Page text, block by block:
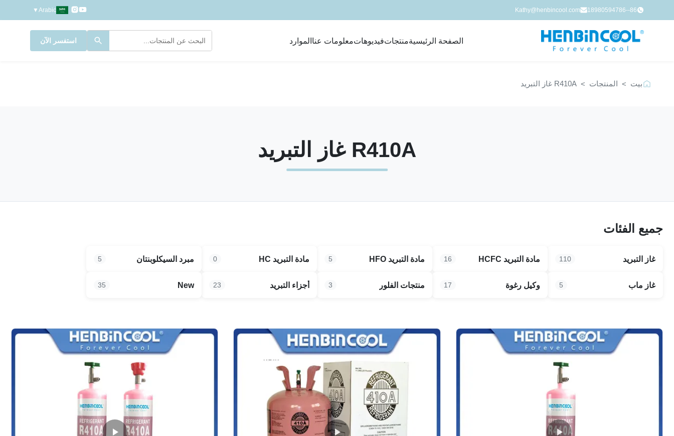
86--18980594786
Kathy@henbincool.com
Arabic
▼
الصفحة الرئيسيةمنتجاتفيديوهاتمعلومات عنا الموارد استفسر الآن
بيت > المنتجات > R410A غاز التبريد
R410A غاز التبريد
جميع الفئات
غاز التبريد 110 مادة التبريد HCFC 16 مادة التبريد HFO 5 مادة التبريد HC 0 مبرد السيكلوبنتان 5
غاز ماب 5 وكيل رغوة 17 منتجات الفلور 3 أجزاء التبريد 23
New
35